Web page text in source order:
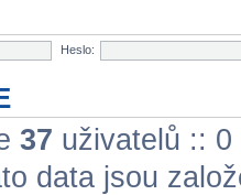
Heslo:
37 uživatelů ::
data jsou